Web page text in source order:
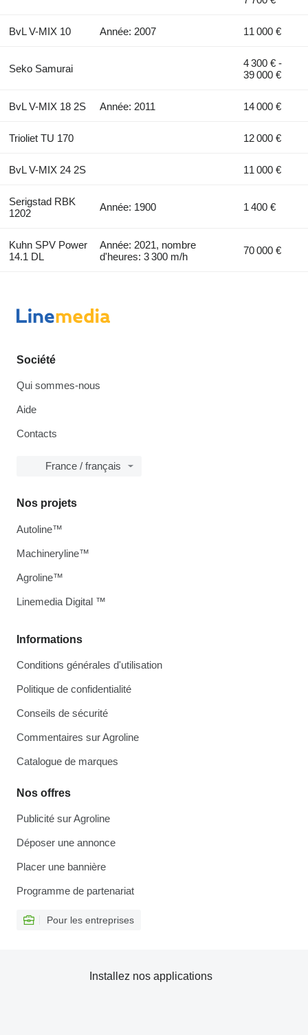
BvL V-MIX 10 Année: 2007 11 000 €
Seko Samurai
4 300 € -
39 000 €
BvL V-MIX 18 2S Année: 2011 14 000 €
Trioliet TU 170 12 000 €
BvL V-MIX 24 2S 11 000 €
Serigstad RBK
1202
Année: 1900 1 400 €
Kuhn SPV Power
14.1 DL
Année: 2021, nombre
d'heures: 3 300 m/h
70 000 €
Société
Qui sommes-nous
Aide
Contacts
France / français
Informations
Conditions générales d'utilisation
Politique de confidentialité
Conseils de sécurité
Commentaires sur Agroline
Catalogue de marques
Nos offres
Publicité sur Agroline
Déposer une annonce
Placer une bannière
Programme de partenariat
Pour les entreprises
Nos projets
Autoline™
Machineryline™
Agroline™
Linemedia Digital ™
Installez nos applications